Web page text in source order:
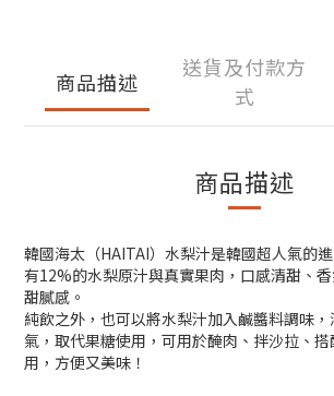
商品描述
送貨及付款方
式
商品描述
韓國海太（HAITAI）水梨汁是韓國超人氣的
有12%的水梨原汁與真實果肉，口感清甜、
甜膩感。
純飲之外，也可以將水梨汁加入鹹醬料調味
氣，取代果糖使用，可用於醃肉、拌沙拉、
用，方便又美味！